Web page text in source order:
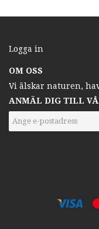
Logga in
OM OSS
Vi älskar naturen,
ANMÄL DIG TILL